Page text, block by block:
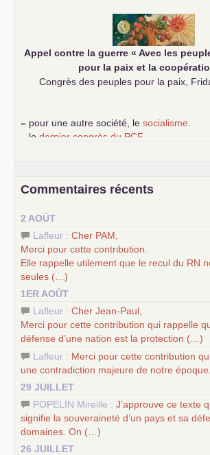
Appel contre la guerre « Avec les
pour la paix et la
Congrès des peuples pour la paix,
– pour une autre société, le socialisme
le dernier congrès du PCF
science sociale de notre temps
d’Europe
–lescinq chantiers pour contribuer au
communiste
Commentaires récents
2 AOÛT
Lafleur : Cher PAM
Merci pour cette contribution.
Elle rappelle utilement que le recul du RN
seules (…)
1ER AOÛT
Lafleur : Cher Jean-Paul,
Merci pour cette contribution qui rappelle
défense d’une nation est la protection (…)
Lafleur : Merci pour cette contribution
une contradiction majeure de notre
29 JUILLET
POPELIN Mireille : J’approuve ce texte
signifie la souveraineté d’un pays et sa
domaines. On (…)
26 JUILLET